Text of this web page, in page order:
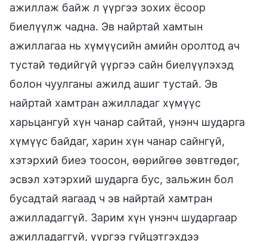
ажиллаж байж л үүргээ зохих ёсоор
биелүүлж чадна. Эв найртай хамтын
ажиллагаа нь хүмүүсийн амийн оролтод ач
тустай төдийгүй үүргээ сайн биелүүлэхэд
болон чуулганы ажилд ашиг тустай. Эв
найртай хамтран ажилладаг хүмүүс
харьцангуй хүн чанар сайтай, үнэнч шударга
хүмүүс байдаг, харин хүн чанар сайнгүй,
хэтэрхий биеэ тоосон, өөрийгөө зөвтгөдөг,
эсвэл хэтэрхий шударга бус, зальжин бол
бусадтай яагаад ч эв найртай хамтран
ажилладаггүй. Зарим хүн үнэнч шударгаар
ажилладаггүй, үүргээ гүйцэтгэхдээ